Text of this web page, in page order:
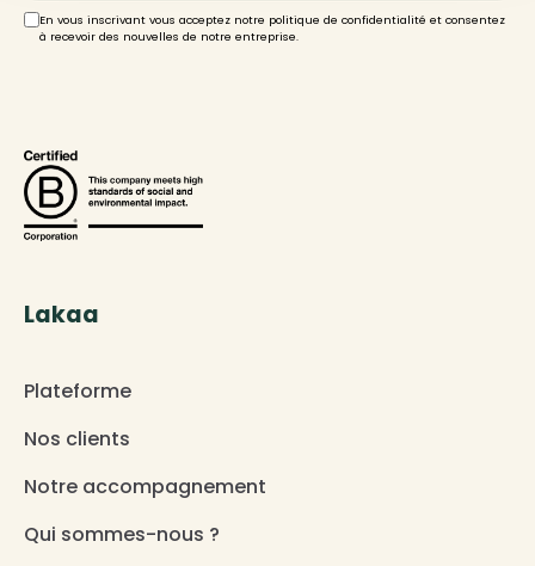
En vous inscrivant vous acceptez notre politique de confidentialité et consentez
à recevoir des nouvelles de notre entreprise.
Lakaa
Plateforme
Nos clients
Notre accompagnement
Qui sommes-nous ?